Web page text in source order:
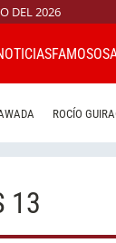
DEL 2026
FAMOSOS
ROCÍO
13